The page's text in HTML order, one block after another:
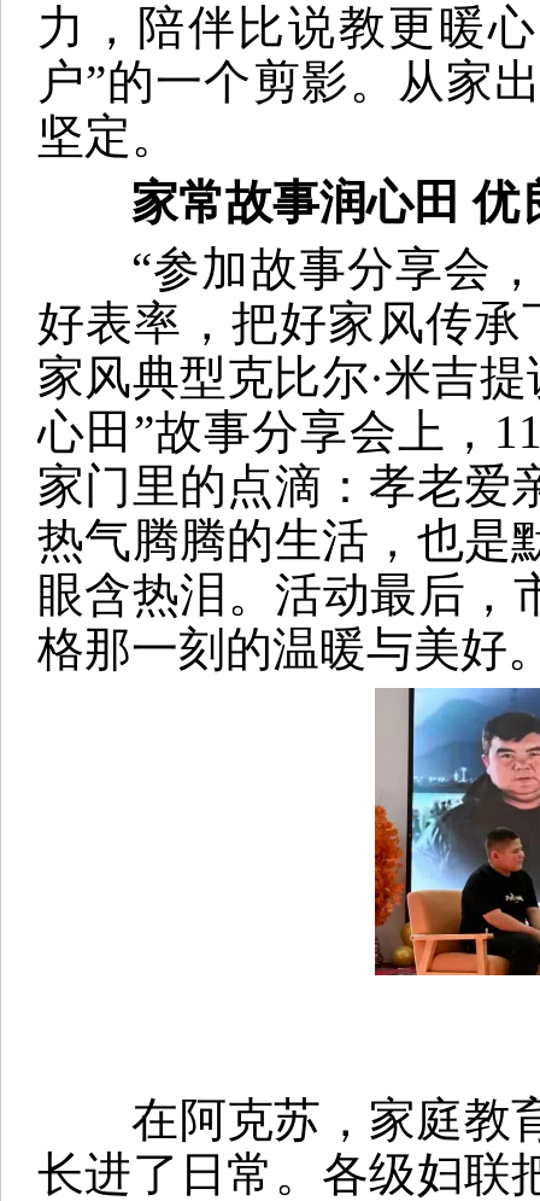
力，陪伴比说教更暖
户”的一个剪影。从家
坚定。
家常故事润心田 优
“参加故事分享会，
好表率，把好家风传承
家风典型克比尔·米吉
心田”故事分享会上，
家门里的点滴：孝老
热气腾腾的生活，也是
眼含热泪。活动最后，
格那一刻的温暖与美好
在阿克苏，家庭教育
长进了日常。各级妇联